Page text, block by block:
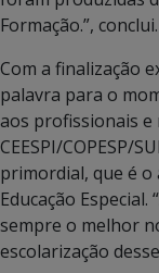
Formação.”, conclui.
Com a finalização
palavra para o
aos profissionais
CEESPI/COPESP/
primordial, que é
Educação
sempre o melhor
escolarização